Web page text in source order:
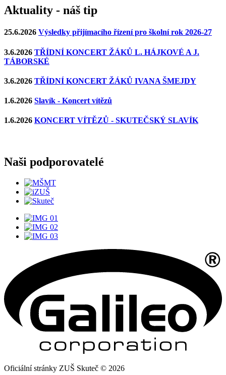
Aktuality - náš tip
25.6.2026 Výsledky přijímacího řízení pro školní rok 2026-27
3.6.2026 TŘÍDNÍ KONCERT ŽÁKŮ L. HÁJKOVÉ A J.
TÁBORSKÉ
3.6.2026 TŘÍDNÍ KONCERT ŽÁKŮ IVANA ŠMEJDY
1.6.2026 Slavík - Koncert vítězů
1.6.2026 KONCERT VÍTĚZŮ - SKUTEČSKÝ SLAVÍK
Naši podporovatelé
Oficiální stránky ZUŠ Skuteč © 2026